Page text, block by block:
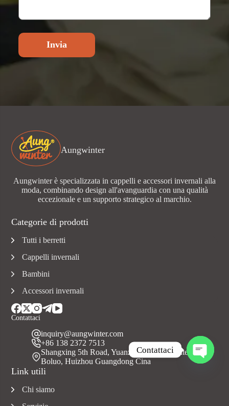
Invia
Aungwinter
Aungwinter è specializzata in cappelli e accessori invernali alla
moda, combinando design all'avanguardia con una qualità
eccezionale e un supporto strategico al marchio.
Contattaci
inquiry@aungwinter.com
+86 138 2372 7513
Shangxing 5th Road, Yuanzhou Town, Contea di
Boluo, Huizhou Guangdong Cina
Link utili
Chi siamo
Categorie di prodotti
Tutti i berretti
Cappelli invernali
Bambini
Accessori invernali
Contattaci